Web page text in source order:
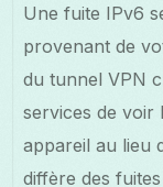
Une fuite IPv6
provenant de
du tunnel VPN
services de voir
appareil au lieu
diffère des